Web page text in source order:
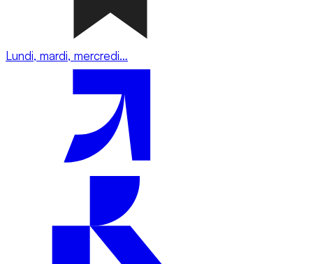
Lundi, mardi, mercredi…